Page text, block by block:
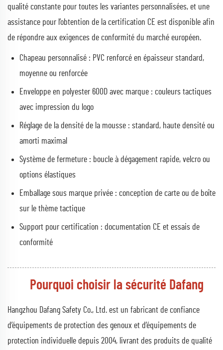
qualité constante pour toutes les variantes personnalisées, et une
assistance pour l’obtention de la certification CE est disponible afin
de répondre aux exigences de conformité du marché européen.
Chapeau personnalisé : PVC renforcé en épaisseur standard,
moyenne ou renforcée
Enveloppe en polyester 600D avec marque : couleurs tactiques
avec impression du logo
Réglage de la densité de la mousse : standard, haute densité ou
amorti maximal
Système de fermeture : boucle à dégagement rapide, velcro ou
options élastiques
Emballage sous marque privée : conception de carte ou de boîte
sur le thème tactique
Support pour certification : documentation CE et essais de
conformité
Pourquoi choisir la sécurité Dafang
Hangzhou Dafang Safety Co., Ltd. est un fabricant de confiance
d’équipements de protection des genoux et d’équipements de
protection individuelle depuis 2004, livrant des produits de qualité